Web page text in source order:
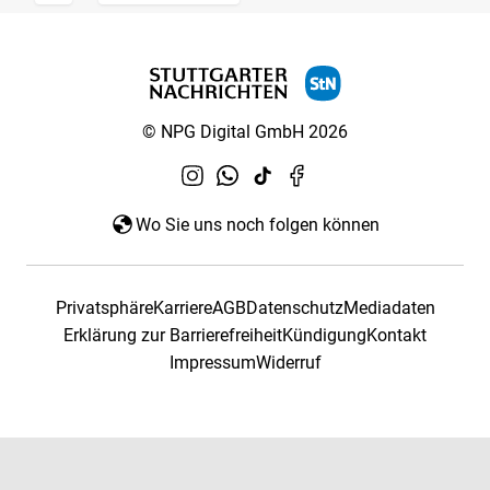
© NPG Digital GmbH 2026
Wo Sie uns noch folgen können
PrivatsphäreKarriereAGBDatenschutzMediadaten
Erklärung zur BarrierefreiheitKündigungKontakt
ImpressumWiderruf